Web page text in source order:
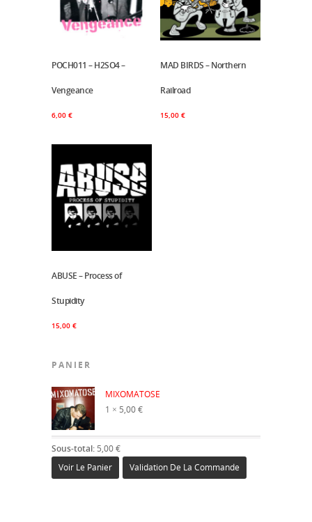
Ajouter Au Panier
POCH011 – H2SO4 –
Vengeance
6,00 €
Ajouter Au Panier
MAD BIRDS – Northern
Railroad
15,00 €
Ajouter Au Panier
ABUSE – Process of
Stupidity
15,00 €
PANIER
×
MIXOMATOSE
1 × 5,00€
Sous-total: 5,00€
Voir Le Panier
Validation De La Commande